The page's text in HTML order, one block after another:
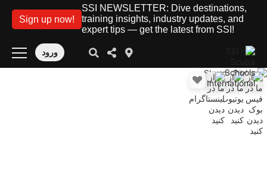
SSI NEWSLETTER: Dive destinations,
training insights, industry updates, and
expert tips — get the latest from SSI!
Sign up now!
ورود